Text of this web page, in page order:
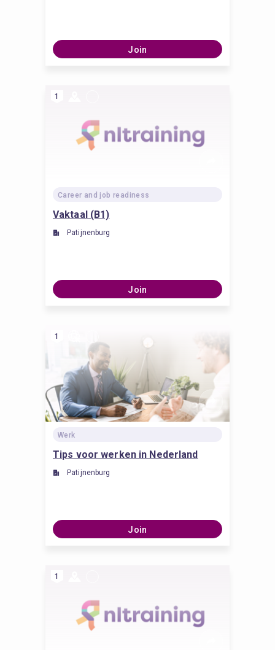
Join
1
Career and job readiness
Vaktaal (B1)
Patijnenburg
Join
1
Werk
Tips voor werken in Nederland
Patijnenburg
Join
1